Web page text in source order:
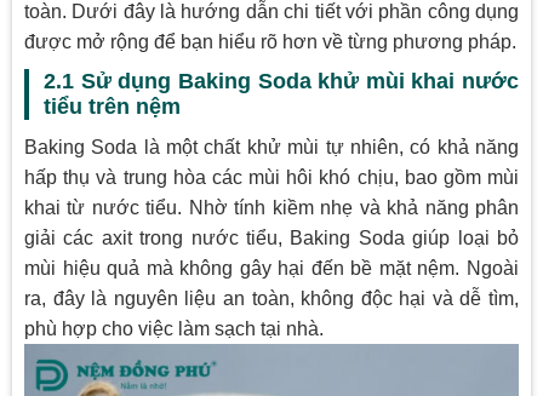
toàn. Dưới đây là hướng dẫn chi tiết với phần công dụng
được mở rộng để bạn hiểu rõ hơn về từng phương pháp.
2.1 Sử dụng Baking Soda khử mùi khai nước
tiểu trên nệm
Baking Soda là một chất khử mùi tự nhiên, có khả năng
hấp thụ và trung hòa các mùi hôi khó chịu, bao gồm mùi
khai từ nước tiểu. Nhờ tính kiềm nhẹ và khả năng phân
giải các axit trong nước tiểu, Baking Soda giúp loại bỏ
mùi hiệu quả mà không gây hại đến bề mặt nệm. Ngoài
ra, đây là nguyên liệu an toàn, không độc hại và dễ tìm,
phù hợp cho việc làm sạch tại nhà.